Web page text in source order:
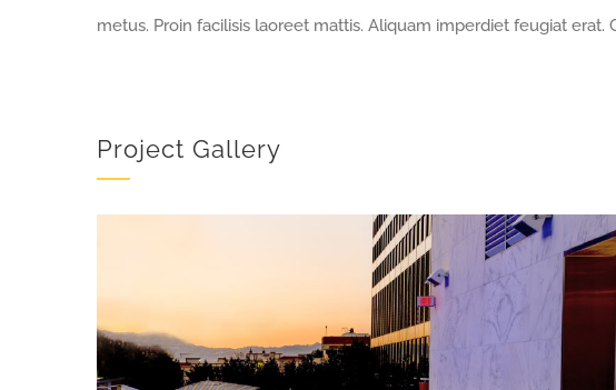
metus. Proin facilisis laoreet mattis. Aliquam imperdiet feugiat erat.
Project Gallery